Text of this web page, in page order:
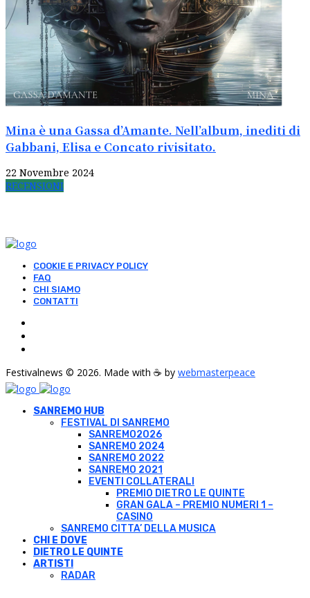
Mina è una Gassa d’Amante. Nell’album, inediti di
Gabbani, Elisa e Concato rivisitato.
22 Novembre 2024
RECENSIONI
COOKIE E PRIVACY POLICY
FAQ
CHI SIAMO
CONTATTI
Festivalnews © 2026. Made with ☕ by webmasterpeace
SANREMO HUB
FESTIVAL DI SANREMO
SANREMO2026
SANREMO 2024
SANREMO 2022
SANREMO 2021
EVENTI COLLATERALI
PREMIO DIETRO LE QUINTE
GRAN GALA – PREMIO NUMERI 1 –
CASINO
SANREMO CITTA’ DELLA MUSICA
CHI E DOVE
DIETRO LE QUINTE
ARTISTI
RADAR